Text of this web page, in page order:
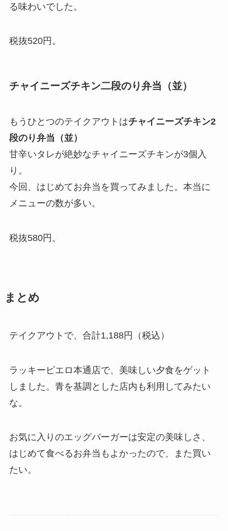
る味わいでした。
税抜520円。
チャイニーズチキン二段のり弁当（並）
もうひとつのテイクアウトはチャイニーズチキン2
段のり弁当（並）
甘辛いタレが絶妙なチャイニーズチキンが3個入
り。
今回、はじめてお弁当を買ってみました。本当に
メニューの数が多い。
税抜580円。
まとめ
テイクアウトで、合計1,188円（税込）
ラッキーピエロ本通店で、美味しい夕食をゲット
しました。青を基調とした店内も利用してみたい
な。
お気に入りのエッグバーガーは安定の美味しさ、
はじめて食べるお弁当もよかったので、また買い
たい。